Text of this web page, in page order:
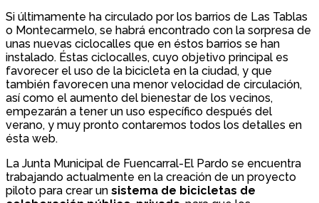
Si últimamente ha circulado por los barrios de Las Tablas
o Montecarmelo, se habrá encontrado con la sorpresa de
unas nuevas ciclocalles que en éstos barrios se han
instalado. Éstas ciclocalles, cuyo objetivo principal es
favorecer el uso de la bicicleta en la ciudad, y que
también favorecen una menor velocidad de circulación,
así como el aumento del bienestar de los vecinos,
empezarán a tener un uso específico después del
verano, y muy pronto contaremos todos los detalles en
ésta web.
La Junta Municipal de Fuencarral-El Pardo se encuentra
trabajando actualmente en la creación de un proyecto
piloto para crear un sistema de bicicletas de